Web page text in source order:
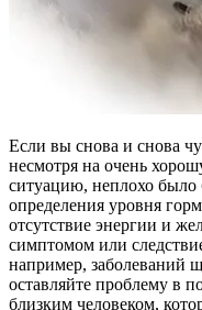
Если вы снова и снова
несмотря на очень
ситуацию, неплохо было
определения уровня
отсутствие энергии и
симптомом или
например, заболеваний
оставляйте проблему в
близким человеком,